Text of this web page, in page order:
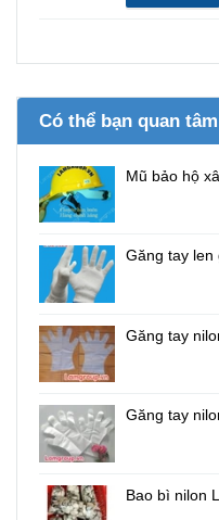
Có thể bạn quan tâm
Mũ bảo hộ
Găng tay len
Găng tay
Găng tay
Bao bì nilon